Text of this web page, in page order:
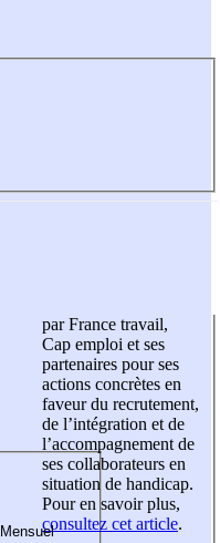
par France travail,
Cap emploi et ses
partenaires pour ses
actions concrètes en
faveur du recrutement,
de l’intégration et de
l’accompagnement de
ses collaborateurs en
situation de handicap.
Pour en savoir plus,
consultez cet article.